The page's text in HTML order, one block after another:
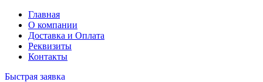
Главная
О компании
Доставка и Оплата
Реквизиты
Контакты
Быстрая заявка